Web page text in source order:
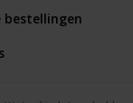
bestellingen